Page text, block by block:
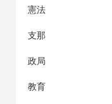
憲法
支那
政局
教育